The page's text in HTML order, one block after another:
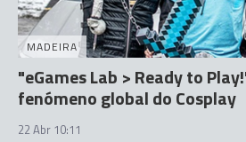
MADEIRA
"eGames Lab > Ready to
fenómeno global do Cosplay
22 Abr 10:11